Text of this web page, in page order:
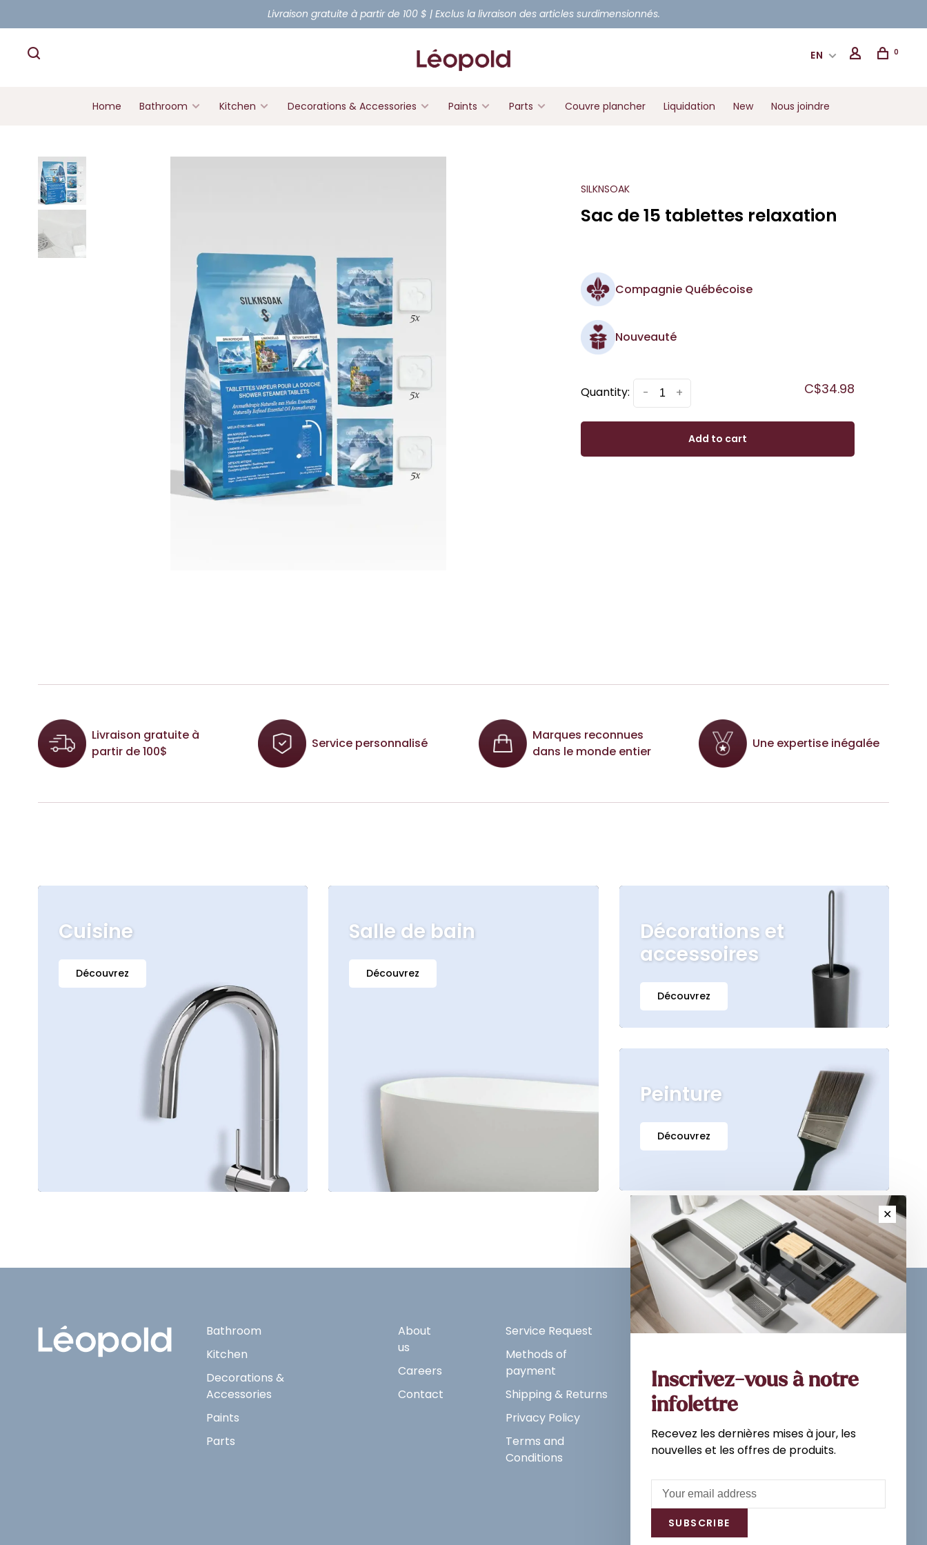
Livraison gratuite à partir de 100 $ | Exclus la livraison des articles surdimensionnés.
EN 0
Home Bathroom Kitchen Decorations & Accessories Paints Parts Couvre plancher Liquidation New Nous joindre
SILKNSOAK
Sac de 15 tablettes relaxation
Compagnie Québécoise
Nouveauté
Quantity: +
- C$34.98
Add to cart
Livraison gratuite à
partir de 100$
Service personnalisé
Marques reconnues
dans le monde entier
Une expertise inégalée
Cuisine
Découvrez
Salle de bain
Découvrez
Décorations et
accessoires
Découvrez
Peinture
Découvrez
Bathroom
Kitchen
Decorations &
Accessories
Paints
Parts
About
us
Careers
Contact
Service Request
Methods of
payment
Shipping & Returns
Privacy Policy
Terms and
Conditions
Sign up for our newsletter and
Subscribe
✕
Inscrivez-vous à notre
infolettre
Recevez les dernières mises à jour, les
nouvelles et les offres de produits.
SUBSCRIBE